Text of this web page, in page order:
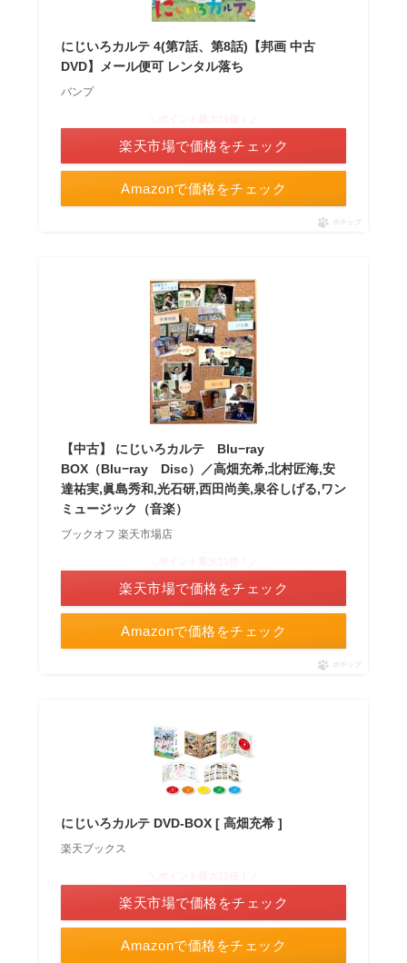
にじいろカルテ 4(第7話、第8話)【邦画 中古
DVD】メール便可 レンタル落ち
バンプ
Amazonで価格をチェック
楽天市場で価格をチェック
ポチップ
【中古】 にじいろカルテ Blu−ray
BOX（Blu−ray Disc）／高畑充希,北村匠海,安
達祐実,眞島秀和,光石研,西田尚美,泉谷しげる,ワン
ミュージック（音楽）
ブックオフ 楽天市場店
Amazonで価格をチェック
楽天市場で価格をチェック
ポチップ
にじいろカルテ DVD-BOX [ 高畑充希 ]
楽天ブックス
Amazonで価格をチェック
楽天市場で価格をチェック